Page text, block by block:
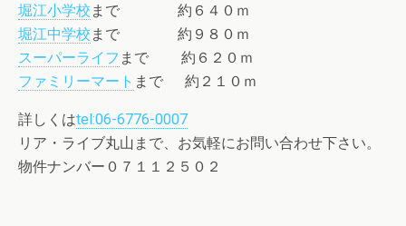
堀江小学校 まで 約６４０ｍ
堀江中学校 まで 約９８０ｍ
スーパーライフ まで 約６２０ｍ
ファミリーマート まで 約２１０ｍ
詳しくはtel:06-6776-0007
リア・ライブ丸山まで、お気軽にお問い合わせ下さい。
物件ナンバー０７１１２５０２